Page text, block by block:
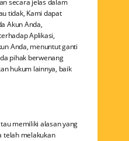
secara jelas dalam
tidak, Kami dapat
Akun Anda,
Aplikasi,
Anda, menuntut ganti
pihak berwenang
hukum lainnya, baik
memiliki alasan yang
telah melakukan